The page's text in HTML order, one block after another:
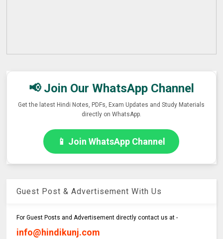
📢 Join Our WhatsApp Channel
Get the latest Hindi Notes, PDFs, Exam Updates and Study Materials
directly on WhatsApp.
📱 Join WhatsApp Channel
Guest Post & Advertisement With Us
For Guest Posts and Advertisement directly contact us at -
info@hindikunj.com